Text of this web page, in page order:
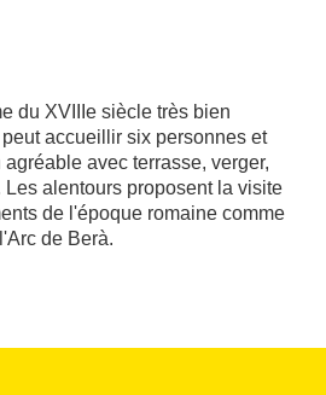
du XVIIIe siècle très bien
accueillir six personnes et
avec terrasse, verger,
alentours proposent la visite
de l'époque romaine comme
l'Arc de Berà.